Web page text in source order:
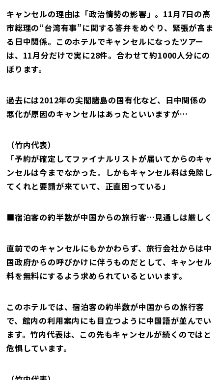
キャンセルの理由は「政治情勢の影響」。11月7日の高
市総理の“台湾有事”に関する答弁をめぐり、緊張が高ま
る日中関係。このホテルでキャンセルになったツアー
は、11月分だけで実に28件。合わせて約1000人分にの
ぼります。
過去には2012年の尖閣諸島の国有化など、日中関係の
悪化が原因のキャンセルはあったといいますが…
（竹内代表）
「予約が確定してファイナルリストが届いてからのキャ
ンセルは今までなかった。しかもキャンセル料は免除し
てくれと要請が来ていて、正直困っている」
■宿泊客の約半数が中国からの旅行客…見通しは厳しく
直前でのキャンセルにもかかわらず、旅行会社からは中
国政府からの呼びかけに伴うものだとして、キャンセル
料を無料にするよう求められているといいます。
このホテルでは、宿泊客の約半数が中国からの旅行客
で、館内の利用案内にも目立つように中国語が並んでい
ます。竹内代表は、この先もキャンセルが続くのではと
危惧しています。